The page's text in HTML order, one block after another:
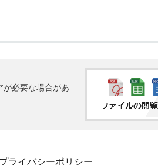
が必要な場合があ
ライバシーポリシー